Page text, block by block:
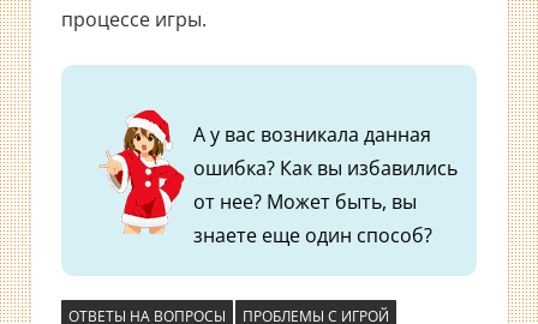
процессе игры.
А у вас возникала данная
ошибка? Как вы избавились
от нее? Может быть, вы
знаете еще один способ?
ОТВЕТЫ НА ВОПРОСЫ ПРОБЛЕМЫ С ИГРОЙ